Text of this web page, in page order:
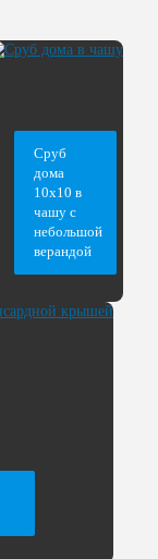
Сруб
дома
10х10 в
чашу с
небольшой
верандой